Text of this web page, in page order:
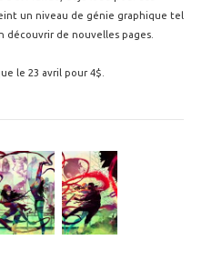
un niveau de génie graphique tel
de nouvelles pages.
le 23 avril pour 4$.